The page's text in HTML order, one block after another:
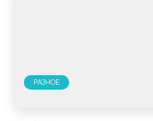
РАЗНОЕ